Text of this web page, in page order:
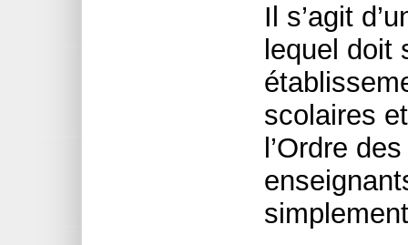
Il s’agit
lequel doit
scolaires
l’Ordre